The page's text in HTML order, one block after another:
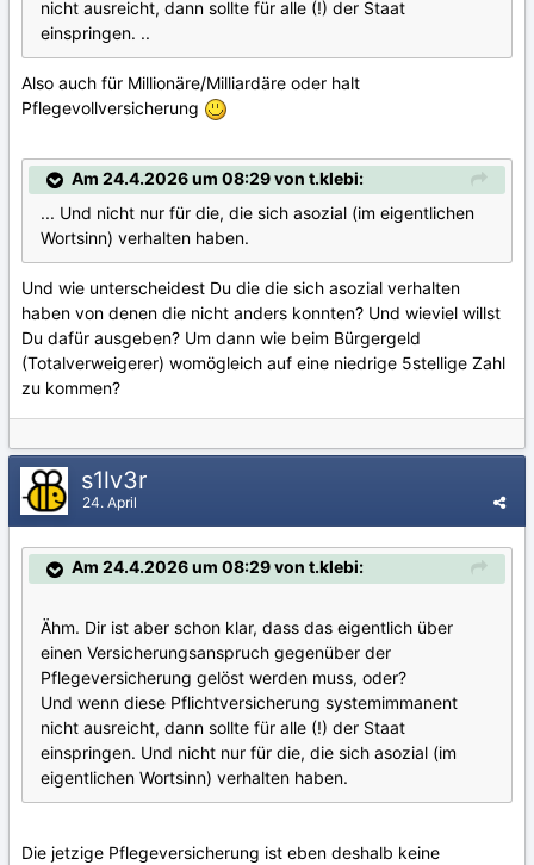
nicht ausreicht, dann sollte für alle (!) der Staat
einspringen. ..
Also auch für Millionäre/Milliardäre oder halt
Pflegevollversicherung
Am 24.4.2026 um 08:29 von t.klebi:
... Und nicht nur für die, die sich asozial (im eigentlichen
Wortsinn) verhalten haben.
Und wie unterscheidest Du die die sich asozial verhalten
haben von denen die nicht anders konnten? Und wieviel willst
Du dafür ausgeben? Um dann wie beim Bürgergeld
(Totalverweigerer) womögleich auf eine niedrige 5stellige Zahl
zu kommen?
s1lv3r
24. April
Am 24.4.2026 um 08:29 von t.klebi:
Ähm. Dir ist aber schon klar, dass das eigentlich über
einen Versicherungsanspruch gegenüber der
Pflegeversicherung gelöst werden muss, oder?
Und wenn diese Pflichtversicherung systemimmanent
nicht ausreicht, dann sollte für alle (!) der Staat
einspringen. Und nicht nur für die, die sich asozial (im
eigentlichen Wortsinn) verhalten haben.
Die jetzige Pflegeversicherung ist eben deshalb keine